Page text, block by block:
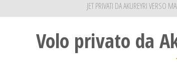
JET PRIVATI DA AKUREYRI VERSO
Volo privato da